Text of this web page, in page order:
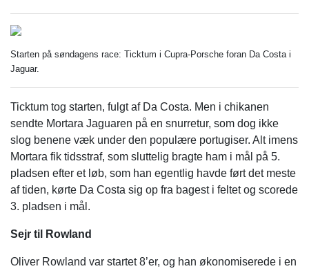
Starten på søndagens race: Ticktum i Cupra-Porsche foran Da Costa i
Jaguar.
Ticktum tog starten, fulgt af Da Costa. Men i chikanen
sendte Mortara Jaguaren på en snurretur, som dog ikke
slog benene væk under den populære portugiser. Alt imens
Mortara fik tidsstraf, som sluttelig bragte ham i mål på 5.
pladsen efter et løb, som han egentlig havde ført det meste
af tiden, kørte Da Costa sig op fra bagest i feltet og scorede
3. pladsen i mål.
Sejr til Rowland
Oliver Rowland var startet 8’er, og han økonomiserede i en